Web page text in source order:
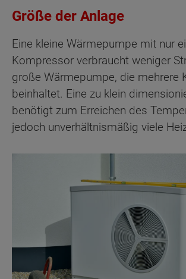
Größe der Anlage
Eine kleine Wärmepumpe mit nur
Kompressor verbraucht weniger
große Wärmepumpe, die mehrere
beinhaltet. Eine zu klein
benötigt zum Erreichen des
jedoch unverhältnismäßig viele